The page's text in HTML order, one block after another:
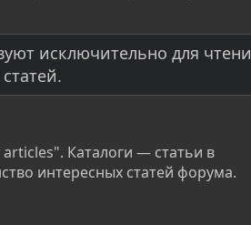
исключительно для
Каталоги — статьи в
интересных статей форума.